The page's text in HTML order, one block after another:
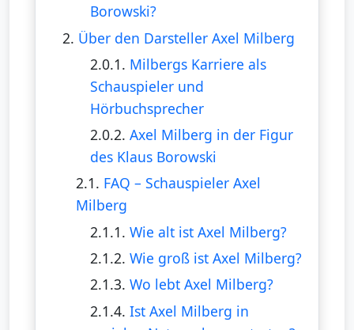
Borowski?
2. Über den Darsteller Axel Milberg
2.0.1. Milbergs Karriere als
Schauspieler und
Hörbuchsprecher
2.0.2. Axel Milberg in der Figur
des Klaus Borowski
2.1. FAQ – Schauspieler Axel
Milberg
2.1.1. Wie alt ist Axel Milberg?
2.1.2. Wie groß ist Axel Milberg?
2.1.3. Wo lebt Axel Milberg?
2.1.4. Ist Axel Milberg in